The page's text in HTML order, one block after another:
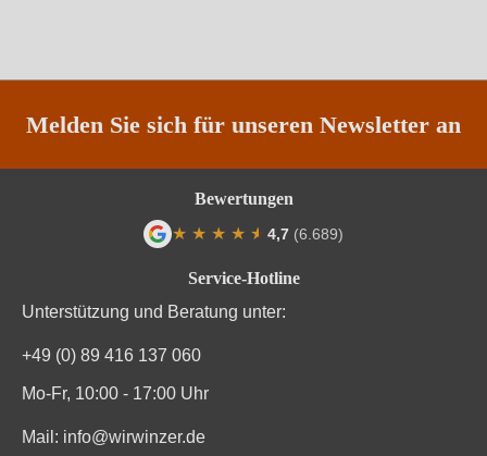
Melden Sie sich für unseren Newsletter an
Service-Hotline
Unterstützung und Beratung unter:
+49 (0) 89 416 137 060
Mo-Fr, 10:00 - 17:00 Uhr
Mail: info@wirwinzer.de
Bewertungen
★ ★ ★ ★ ★
★ 4,7 (6.689)